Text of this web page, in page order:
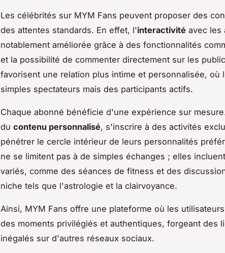
Les célébrités sur MYM Fans peuvent proposer des
des attentes standards. En effet, l'interactivité avec les
notablement améliorée grâce à des fonctionnalités
et la possibilité de commenter directement sur les
favorisent une relation plus intime et personnalisée, où
simples spectateurs mais des participants actifs.
Chaque abonné bénéficie d'une expérience sur
du contenu personnalisé, s'inscrire à des activités
pénétrer le cercle intérieur de leurs personnalités
ne se limitent pas à de simples échanges ; elles
variés, comme des séances de fitness et des
niche tels que l'astrologie et la clairvoyance.
Ainsi, MYM Fans offre une plateforme où les
des moments privilégiés et authentiques, forgeant des
inégalés sur d'autres réseaux sociaux.